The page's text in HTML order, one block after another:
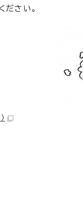
ださい。